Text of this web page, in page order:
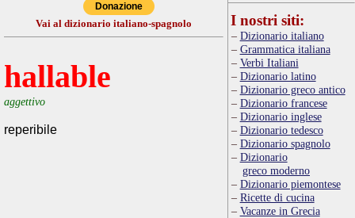
Donazione
Vai al dizionario italiano-spagnolo
hallable
aggettivo
reperibile
I nostri siti:
Dizionario italiano
Grammatica italiana
Verbi Italiani
Dizionario latino
Dizionario greco antico
Dizionario francese
Dizionario inglese
Dizionario tedesco
Dizionario spagnolo
Dizionario
greco moderno
Dizionario piemontese
Ricette di cucina
Vacanze in Grecia